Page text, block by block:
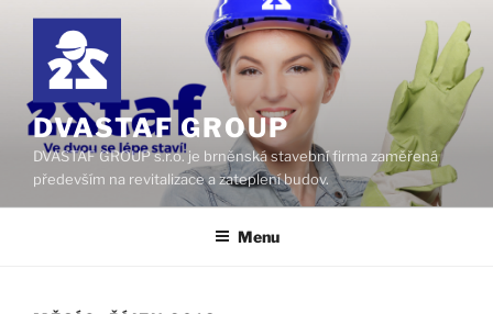
obsahu
DVASTAF GROUP
DVASTAF GROUP s.r.o. je brněnská stavební firma zaměřená
především na revitalizace a zateplení budov.
Menu